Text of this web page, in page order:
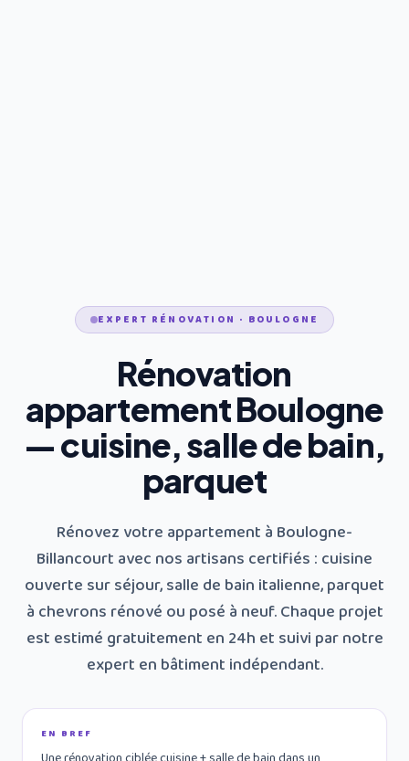
EXPERT RÉNOVATION · BOULOGNE
Rénovation
appartement Boulogne
— cuisine, salle de bain,
parquet
Rénovez votre appartement à Boulogne-
Billancourt avec nos artisans certifiés : cuisine
ouverte sur séjour, salle de bain italienne, parquet
à chevrons rénové ou posé à neuf. Chaque projet
est estimé gratuitement en 24h et suivi par notre
expert en bâtiment indépendant.
EN BREF